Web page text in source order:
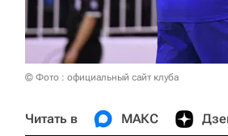
© Фото : официальный сайт клуба
Читать в МАКС